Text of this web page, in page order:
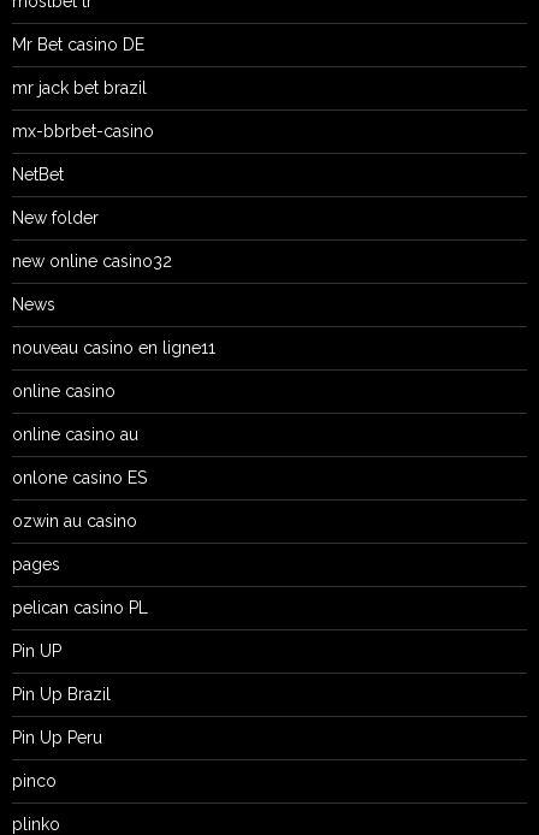
Mr Bet casino DE
mr jack bet brazil
mx-bbrbet-casino
NetBet
New folder
new online casino32
News
nouveau casino en ligne11
online casino
online casino au
onlone casino ES
ozwin au casino
pages
pelican casino PL
Pin UP
Pin Up Brazil
Pin Up Peru
pinco
plinko